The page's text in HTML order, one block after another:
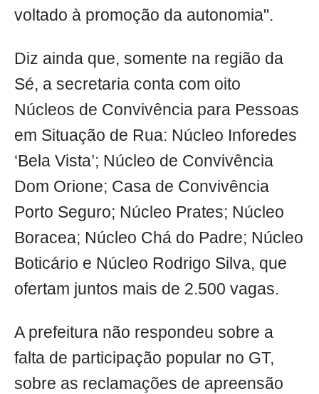
voltado à promoção da autonomia".
Diz ainda que, somente na região da
Sé, a secretaria conta com oito
Núcleos de Convivência para Pessoas
em Situação de Rua: Núcleo Inforedes
‘Bela Vista’; Núcleo de Convivência
Dom Orione; Casa de Convivência
Porto Seguro; Núcleo Prates; Núcleo
Boracea; Núcleo Chá do Padre; Núcleo
Boticário e Núcleo Rodrigo Silva, que
ofertam juntos mais de 2.500 vagas.
A prefeitura não respondeu sobre a
falta de participação popular no GT,
sobre as reclamações de apreensão